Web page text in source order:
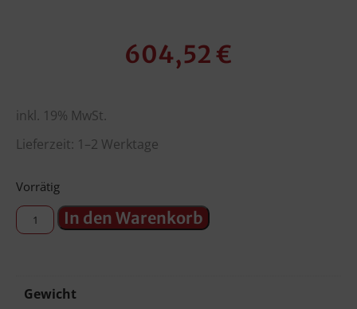
604,52€
inkl. 19% MwSt.
Lieferzeit: 1–2 Werktage
Vorrätig
In den Warenkorb
Gewicht